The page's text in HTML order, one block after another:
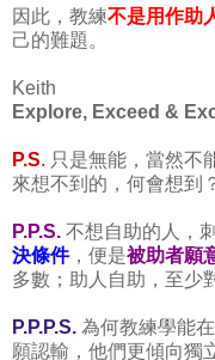
因此，教練不是用作助
己的難題。
Keith
Explore, Exceed &
P.S. 只是無能，當然不
來想不到的，何會想到
P.P.S. 不想自助的人，
決條件，便是被助者願
多數；助人自助，至少
P.P.P.S. 為何教練學能
願認輸，他們更傾向獨